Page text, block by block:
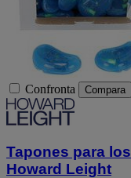
Confronta Compara
Tapones para
Howard Leight